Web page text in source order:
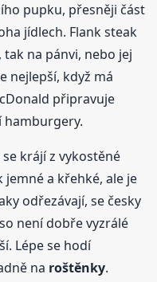
pupku, přesněji část
jídlech. Flank steak
na pánvi, nebo jej
nejlepší, když má
připravuje
hamburgery.
krájí z vykostěné
jemné a křehké, ale je
odřezávají, se česky
není dobře vyzrálé
Lépe se hodí
na roštěnky.